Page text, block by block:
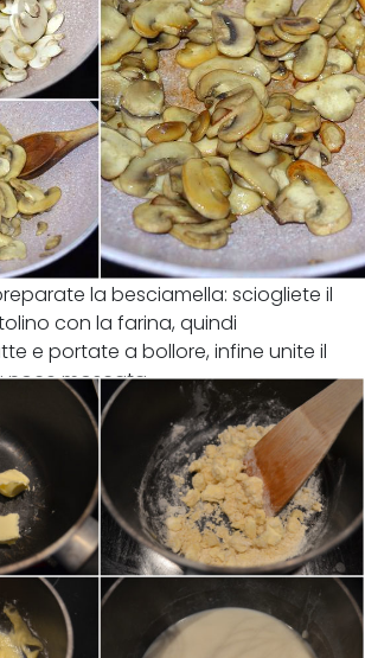
la besciamella: sciogliete il
con la farina, quindi
e portate a bollore, infine unite il
noce moscata.